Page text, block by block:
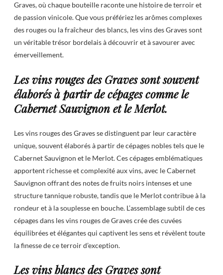
Graves, où chaque bouteille raconte une histoire de terroir et
de passion vinicole. Que vous préfériez les arômes complexes
des rouges ou la fraîcheur des blancs, les vins des Graves sont
un véritable trésor bordelais à découvrir et à savourer avec
émerveillement.
Les vins rouges des Graves sont souvent
élaborés à partir de cépages comme le
Cabernet Sauvignon et le Merlot.
Les vins rouges des Graves se distinguent par leur caractère
unique, souvent élaborés à partir de cépages nobles tels que le
Cabernet Sauvignon et le Merlot. Ces cépages emblématiques
apportent richesse et complexité aux vins, avec le Cabernet
Sauvignon offrant des notes de fruits noirs intenses et une
structure tannique robuste, tandis que le Merlot contribue à la
rondeur et à la souplesse en bouche. L’assemblage subtil de ces
cépages dans les vins rouges de Graves crée des cuvées
équilibrées et élégantes qui captivent les sens et révèlent toute
la finesse de ce terroir d’exception.
Les vins blancs des Graves sont